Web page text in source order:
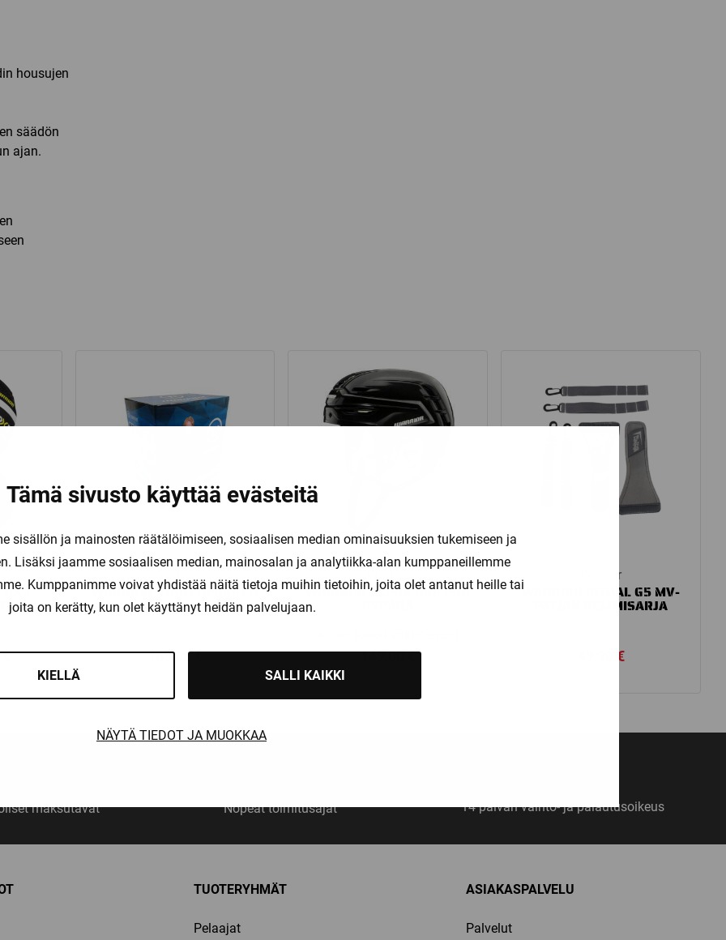
Tämä sivusto käyttää evästeitä
sisällön ja mainosten räätälöimiseen, sosiaalisen median ominaisuuksien tukemiseen ja
Lisäksi jaamme sosiaalisen median, mainosalan ja analytiikka-alan kumppaneillemme
Kumppanimme voivat yhdistää näitä tietoja muihin tietoihin, joita olet antanut heille tai
joita on kerätty, kun olet käyttänyt heidän palvelujaan.
KIELLÄ SALLI KAIKKI
NÄYTÄ TIEDOT JA MUOKKAA
housujen
säädön
ajan.
DX3
€Nykyinen
hinta
on:
WARRIOR STARTTIPAKETTI
169,00€
WARRIOR ALPHA ONE PRO
149,00€
Warrior
WARRIOR RITUAL G5 MV-
PATJAN REMMISARJA
€
maksutavat Nopeat toimitusajat 14 päivän vaihto- ja palautusoikeus
TUOTERYHMÄT
Pelaajat
ASIAKASPALVELU
Palvelut